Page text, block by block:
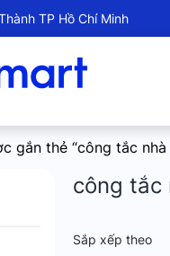
TP Hồ Chí Minh
gắn thẻ “công tắc nhà
công tắc
Sắp xếp theo